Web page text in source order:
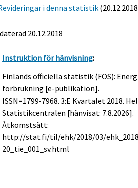
i denna statistik
20.12.2018
Instruktion för hänvisning:
Finlands officiella statistik (FOS):
förbrukning [e-publikation].
ISSN=1799-7968.3:e Kvartalet 2018.
Statistikcentralen [hänvisat: 7.8.2026].
Åtkomstsätt:
http://stat.fi/til/ehk/2018/03/
20_tie_001_sv.html